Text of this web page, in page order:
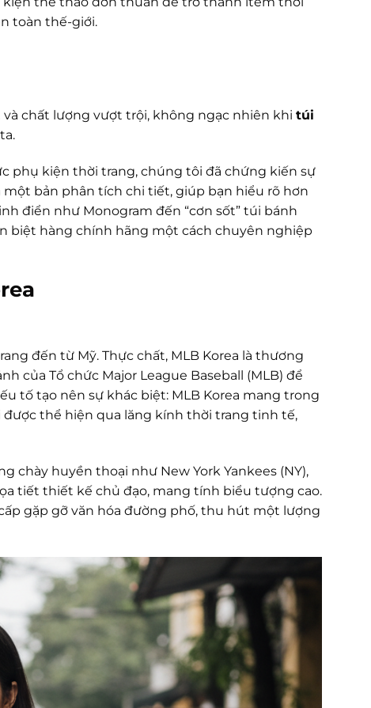
toàn thế-giới.
chất lượng vượt trội, không ngạc nhiên khi túi
phụ kiện thời trang, chúng tôi đã chứng kiến sự
bản phân tích chi tiết, giúp bạn hiểu rõ hơn
điển như Monogram đến “cơn sốt” túi bánh
biệt hàng chính hãng một cách chuyên nghiệp
đến từ Mỹ. Thực chất, MLB Korea là thương
của Tổ chức Major League Baseball (MLB) để
tố tạo nên sự khác biệt: MLB Korea mang trong
thể hiện qua lăng kính thời trang tinh tế,
chày huyền thoại như New York Yankees (NY),
tiết thiết kế chủ đạo, mang tính biểu tượng cao.
gặp gỡ văn hóa đường phố, thu hút một lượng